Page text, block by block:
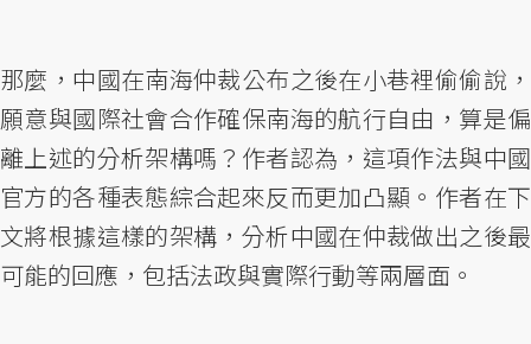
那麼，中國在南海仲裁公布之後在小巷裡偷偷說，
願意與國際社會合作確保南海的航行自由，算是偏
離上述的分析架構嗎？作者認為，這項作法與中國
官方的各種表態綜合起來反而更加凸顯。作者在下
文將根據這樣的架構，分析中國在仲裁做出之後最
可能的回應，包括法政與實際行動等兩層面。